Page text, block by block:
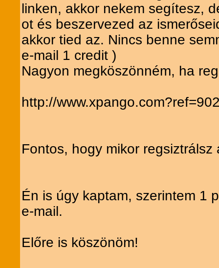
linken, akkor nekem segítesz,
ot és beszervezed az
akkor tied az. Nincs benne
e-mail 1 credit )
Nagyon megköszönném, ha
http://
Fontos, hogy mikor
Én is úgy kaptam, szerintem 1
e-mail.
Előre is köszönöm!